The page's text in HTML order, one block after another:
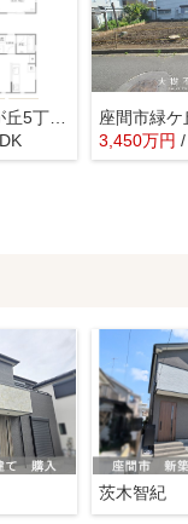
座間市ひばりが丘5丁目 中古戸建て【仲介手数料無料】
3,450万円
茨木智紀